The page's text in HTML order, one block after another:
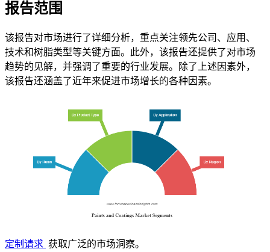
报告范围
该报告对市场进行了详细分析，重点关注领先公司、应用、
技术和树脂类型等关键方面。此外，该报告还提供了对市场
趋势的见解，并强调了重要的行业发展。除了上述因素外，
该报告还涵盖了近年来促进市场增长的各种因素。
定制请求 获取广泛的市场洞察。